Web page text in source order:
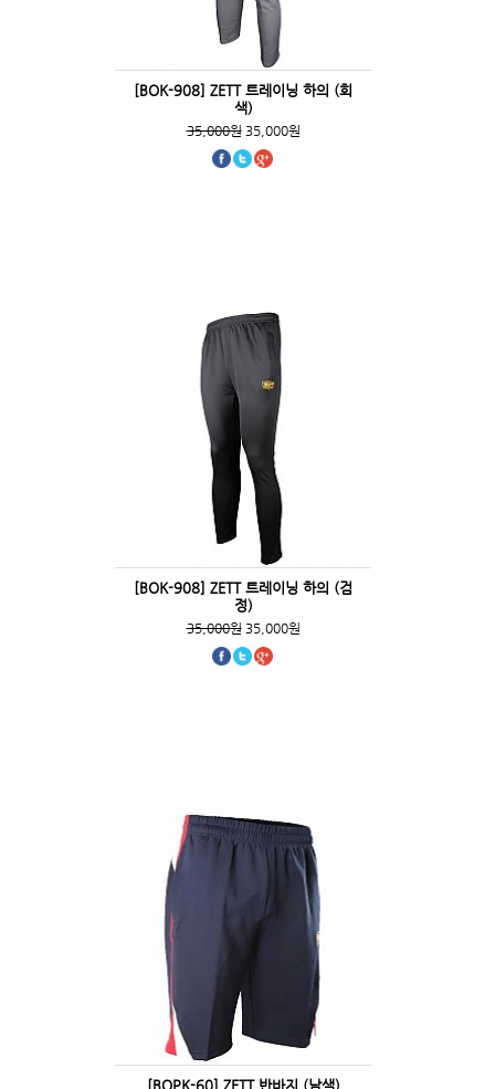
[BOK-908] ZETT 트레이닝 하의 (회
색)
35,000원35,000원
[BOK-908] ZETT 트레이닝 하의 (검
정)
35,000원35,000원
[BOPK-60] ZETT 반바지 (남색)